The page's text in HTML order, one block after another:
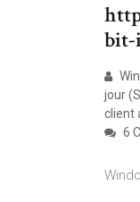
bit-
jour
client
6